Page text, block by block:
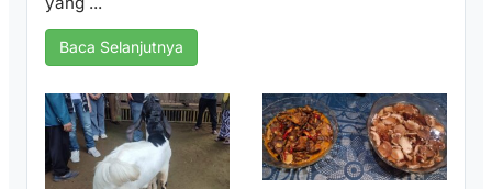
Baca Selanjutnya